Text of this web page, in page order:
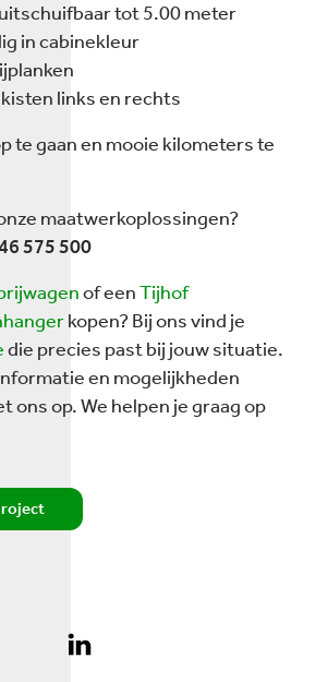
tot 5.00 meter
in cabinekleur
links en rechts
te gaan en mooie kilometers te
maatwerkoplossingen?
575 500
of eenTijhof
kopen? Bij ons vind je
die precies past bij jouw situatie.
en mogelijkheden
ons op. We helpen je graag op